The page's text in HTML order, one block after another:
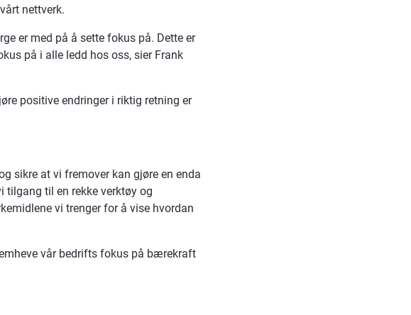
nettverk.
er med på å sette fokus på. Dette er
på i alle ledd hos oss, sier Frank
positive endringer i riktig retning er
sikre at vi fremover kan gjøre en enda
tilgang til en rekke verktøy og
vi trenger for å vise hvordan
vår bedrifts fokus på bærekraft